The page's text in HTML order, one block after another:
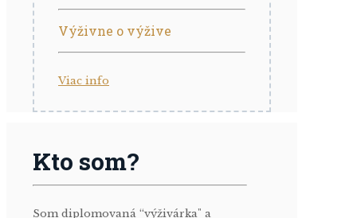
Výživne o výžive
Viac info
Kto som?
Som diplomovaná “výživárka" a